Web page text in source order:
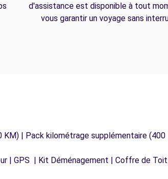
d'assistance est disponible à tout
vous garantir un voyage sans
| Pack kilométrage supplémentaire
| GPS | Kit Déménagement | Coffre de